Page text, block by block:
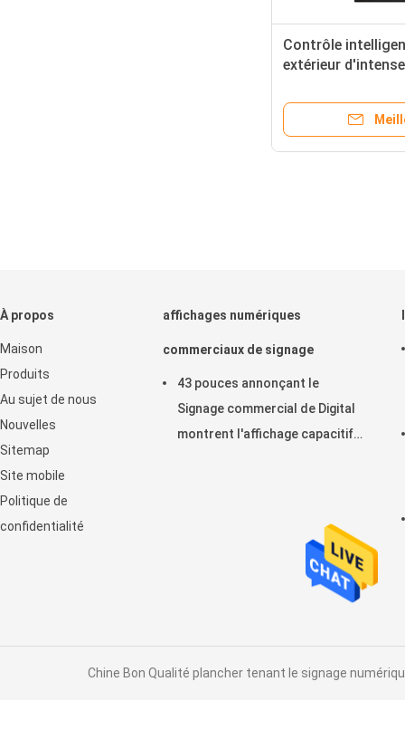
Contrôle
extérieur
À propos
Maison
Produits
Au sujet de nous
Nouvelles
Sitemap
Site mobile
Politique de
confidentialité
affichages numériques
commerciaux de signage
43 pouces annonçant le
Signage commercial de Digital
montrent l'affichage capacitif
Chine Bon Qualité plancher tenant le signage